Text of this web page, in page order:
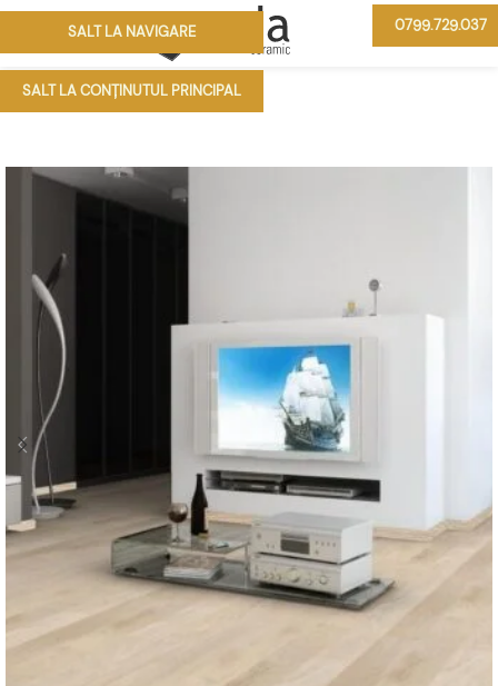
SALT LA NAVIGARE
SALT LA CONȚINUTUL PRINCIPAL
0799.729.037